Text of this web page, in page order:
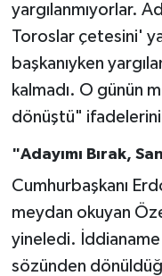
yargılanmıyorlar.
Toroslar çetesini'
başkanıyken
kalmadı. O günün
dönüştü" ifadelerini
"Adayımı Bırak,
Cumhurbaşkanı
meydan okuyan
yineledi. İddianame
sözünden